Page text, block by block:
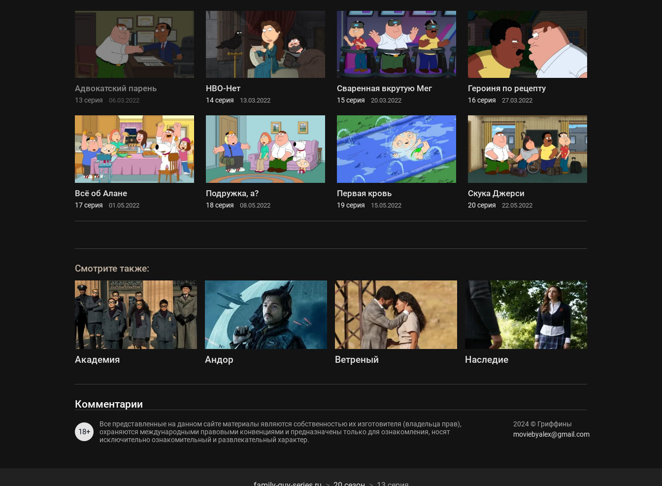
Адвокатский парень
13 серия 06.03.2022
HBO-Нет
14 серия 13.03.2022
Сваренная вкрутую Мег
15 серия 20.03.2022
Героиня по рецепту
16 серия 27.03.2022
Всё об Алане
17 серия 01.05.2022
Подружка, а?
18 серия 08.05.2022
Первая кровь
19 серия 15.05.2022
Скука Джерси
20 серия 22.05.2022
Смотрите также:
Академия Андор Ветреный Наследие
Комментарии
18+
Все представленные на данном сайте материалы являются собственностью их изготовителя (владельца прав),
охраняются международными правовыми конвенциями и предназначены только для ознакомления, носят
исключительно ознакомительный и развлекательный характер.
2024 © Гриффины
moviebyalex@gmail.com